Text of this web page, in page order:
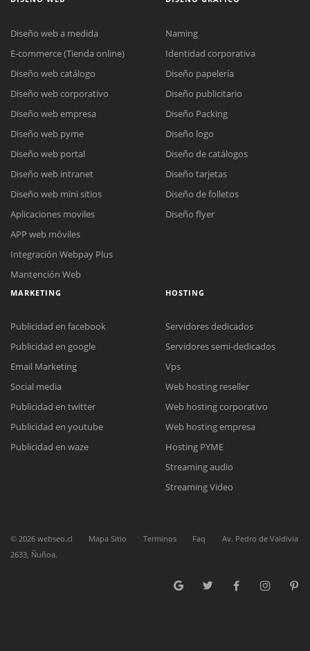
Reunión online
Nuestros ejecutivos le enviarán un correo electrónico con el enlace a
Meet para la reunión online.
Cotización
Complete el formulario y nos contactaremos a la brevedad.
Chat Online
para enviarnos un correo electrónico con sus datos personales.
Diseño web a medida
E-commerce (Tienda online)
Diseño web catálogo
Diseño web corporativo
Diseño web empresa
Diseño web pyme
Diseño web portal
Diseño web intranet
Diseño web mini sitios
Aplicaciones moviles
APP web móviles
Integración Webpay Plus
Mantención Web
Naming
Identidad corporativa
Diseño papelería
Diseño publicitario
Diseño Packing
Diseño logo
Diseño de catálogos
Diseño tarjetas
Diseño de folletos
Diseño flyer
MARKETING
Publicidad en facebook
Publicidad en google
Email Marketing
Social media
Publicidad en twitter
Publicidad en youtube
Publicidad en waze
HOSTING
Servidores dedicados
Servidores semi-dedicados
Vps
Web hosting reseller
Web hosting corporativo
Web hosting empresa
Hosting PYME
Streaming audio
Streaming Video
© 2026 webseo.cl Mapa Sitio Terminos Faq
Av. Pedro de Valdivia
2633, Ñuñoa.